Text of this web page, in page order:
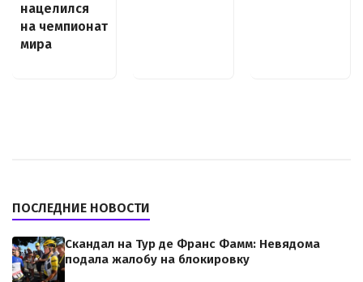
нацелился
на чемпионат
мира
ПОСЛЕДНИЕ НОВОСТИ
Скандал на Тур де Франс Фамм: Невядома
подала жалобу на блокировку